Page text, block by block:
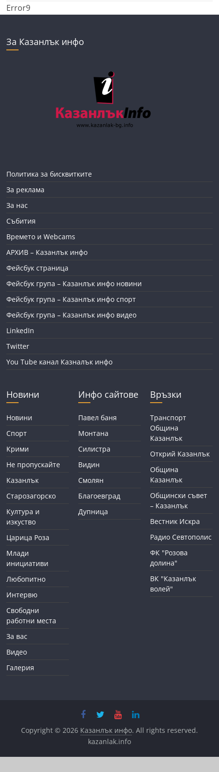
Error9
За Казанлък инфо
Политика за бисквитките
За реклама
За нас
Събития
Времето и Webcams
АРХИВ – Казанлък инфо
Фейсбук страница
Фейсбук група – Казанлък инфо новини
Фейсбук група – Казанлък инфо спорт
Фейсбук група – Казанлък инфо видео
LinkedIn
Twitter
You Tube канал Казналък инфо
Новини
Новини
Спорт
Крими
Не пропускайте
Казанлък
Старозагорско
Култура и
изкуство
Царица Роза
Млади
инициативи
Любопитно
Интервю
Свободни
работни места
За вас
Видео
Галерия
Инфо сайтове
Павел баня
Монтана
Силистра
Видин
Смолян
Благоевград
Дупница
Връзки
Транспорт
Община
Казанлък
Открий Казанлък
Община
Казанлък
Общински съвет
– Казанлък
Вестник Искра
Радио Севтополис
ФК "Розова
долина"
ВК "Казанлък
волей"
Copyright © 2026 Казанлък инфо. All rights reserved.
kazanlak.info